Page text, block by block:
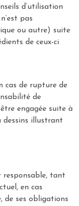
d’utilisation
pas
ou autre) suite
de ceux-ci
cas de rupture de
de
engagée suite à
dessins illustrant
responsable, tant
en cas
de ses obligations